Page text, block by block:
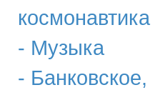
космонавтика
- Музыка
- Банковское,